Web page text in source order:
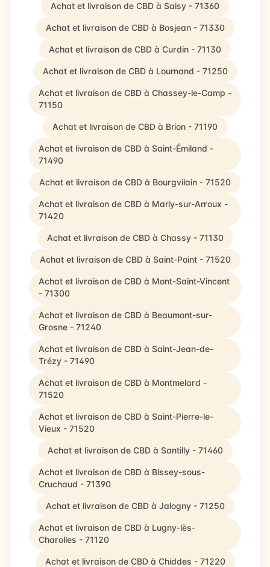
Achat et livraison de CBD à Saisy - 71360
Achat et livraison de CBD à Bosjean - 71330
Achat et livraison de CBD à Curdin - 71130
Achat et livraison de CBD à Lournand - 71250
Achat et livraison de CBD à Chassey-le-Camp -
71150
Achat et livraison de CBD à Brion - 71190
Achat et livraison de CBD à Saint-Émiland -
71490
Achat et livraison de CBD à Bourgvilain - 71520
Achat et livraison de CBD à Marly-sur-Arroux -
71420
Achat et livraison de CBD à Chassy - 71130
Achat et livraison de CBD à Saint-Point - 71520
Achat et livraison de CBD à Mont-Saint-Vincent
- 71300
Achat et livraison de CBD à Beaumont-sur-
Grosne - 71240
Achat et livraison de CBD à Saint-Jean-de-
Trézy - 71490
Achat et livraison de CBD à Montmelard -
71520
Achat et livraison de CBD à Saint-Pierre-le-
Vieux - 71520
Achat et livraison de CBD à Santilly - 71460
Achat et livraison de CBD à Bissey-sous-
Cruchaud - 71390
Achat et livraison de CBD à Jalogny - 71250
Achat et livraison de CBD à Lugny-lès-
Charolles - 71120
Achat et livraison de CBD à Chiddes - 71220